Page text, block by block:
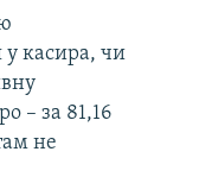
у касира, чи
– за 81,16
не